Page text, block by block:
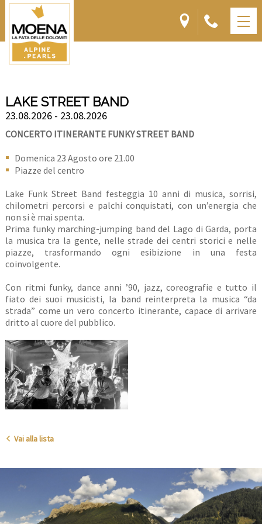
LAKE STREET BAND
23.08.2026 - 23.08.2026
CONCERTO ITINERANTE FUNKY STREET BAND
Domenica 23 Agosto ore 21.00
Piazze del centro
Lake Funk Street Band festeggia 10 anni di musica, sorrisi,
chilometri percorsi e palchi conquistati, con un’energia che
non si è mai spenta.
Prima funky marching-jumping band del Lago di Garda, porta
la musica tra la gente, nelle strade dei centri storici e nelle
piazze, trasformando ogni esibizione in una festa
coinvolgente.
Con ritmi funky, dance anni ’90, jazz, coreografie e tutto il
fiato dei suoi musicisti, la band reinterpreta la musica “da
strada” come un vero concerto itinerante, capace di arrivare
dritto al cuore del pubblico.
Vai alla lista